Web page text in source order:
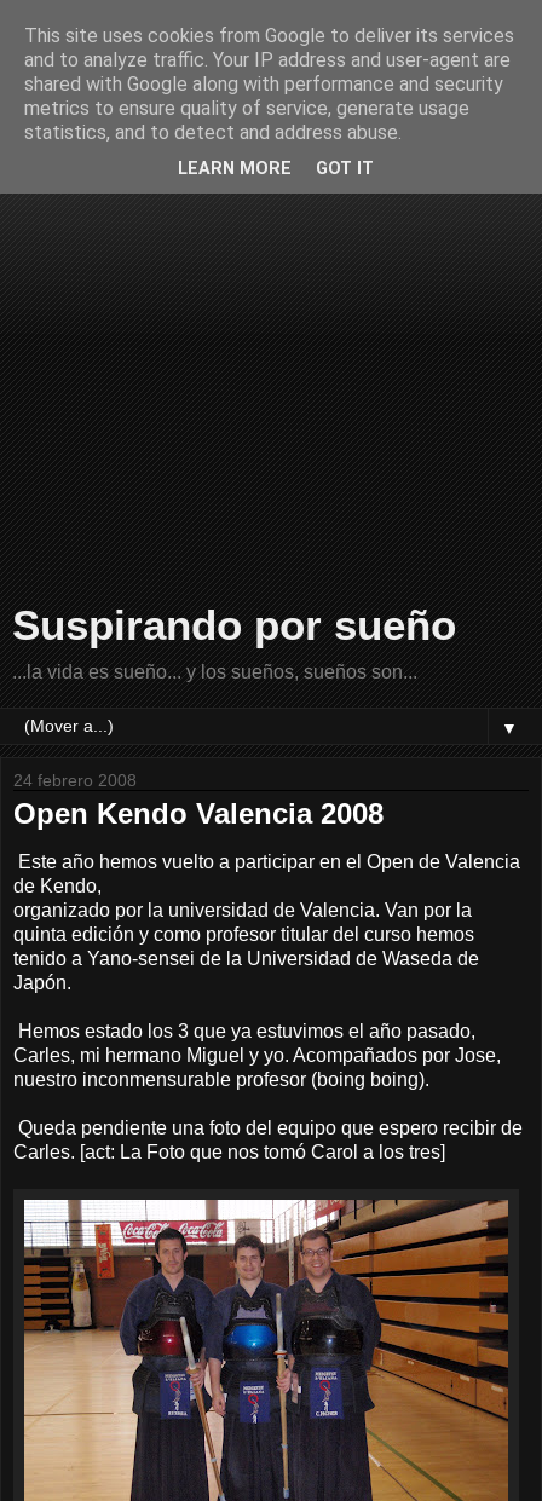
Suspirando por sueño
...la vida es sueño... y los sueños, sueños son...
▼
24 febrero 2008
Open Kendo Valencia 2008
Este año hemos vuelto a participar en el Open de Valencia
de Kendo,
organizado por la universidad de Valencia. Van por la
quinta edición y como profesor titular del curso hemos
tenido a Yano-sensei de la Universidad de Waseda de
Japón.
Hemos estado los 3 que ya estuvimos el año pasado,
Carles, mi hermano Miguel y yo. Acompañados por Jose,
nuestro inconmensurable profesor (boing boing).
Queda pendiente una foto del equipo que espero recibir de
Carles. [act: La Foto que nos tomó Carol a los tres]
This site uses cookies from Google to deliver its services
and to analyze traffic. Your IP address and user-agent are
shared with Google along with performance and security
metrics to ensure quality of service, generate usage
statistics, and to detect and address abuse.
LEARN MORE GOT IT